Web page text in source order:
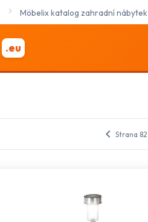
Möbelix katalog zahradní nábytek
.eu
chevron_left Strana 82